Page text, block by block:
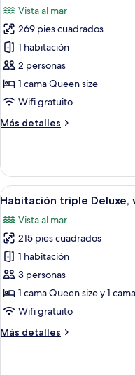
Vista al mar
269 pies cuadrados
1 habitación
2 personas
1 cama Queen size
Wifi gratuito
Más detalles
Más
doble
panorámica,
1
Queen
size,
vista
al
mar
Abrir
todas
las
fotos
de
Habitación
triple
Deluxe,
al
1
Habitación triple Deluxe,
Vista al mar
215 pies cuadrados
1 habitación
3 personas
1 cama Queen size y 1
Wifi gratuito
Más detalles
Más